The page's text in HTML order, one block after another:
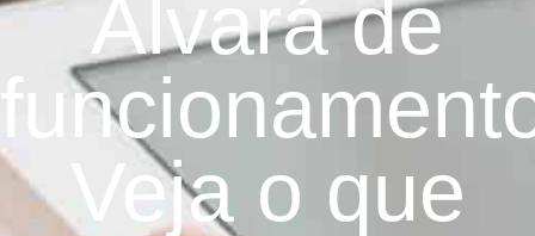
Alvará de
Veja o que